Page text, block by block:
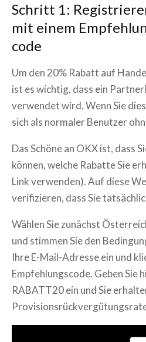
Schritt 1:
mit einem
code
Um den 20% Rabatt auf
ist es wichtig, dass ein
verwendet wird. Wenn Sie
sich als normaler Benutzer
Das Schöne an OKX ist, dass
können, welche Rabatte Sie
Link verwenden). Auf diese
verifizieren, dass Sie
Wählen Sie zunächst
und stimmen Sie den
Ihre E-Mail-Adresse ein und
Empfehlungscode. Geben Sie
RABATT20 ein und Sie